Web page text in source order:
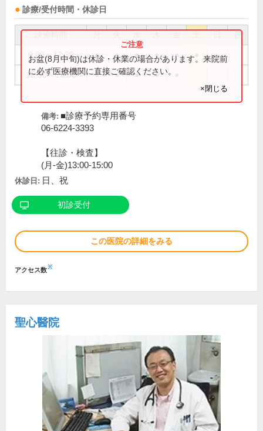
診療/受付時間・休診日
祝
9:00～12:30 ● ● ● ● ●
15:30～19:00 ● ● ● ●
お盆(8月中旬)は休診・休業の場合があります。来院前
に必ず医療機関に直接ご確認ください。
×閉じる
備考: ■診療予約専用番号
06-6224-3393
【往診・検査】
(月-金)13:00-15:00
休診日: 日、祝
初診受付
この医院の詳細をみる
アクセス数※
聖心醫院